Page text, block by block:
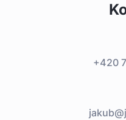
+420